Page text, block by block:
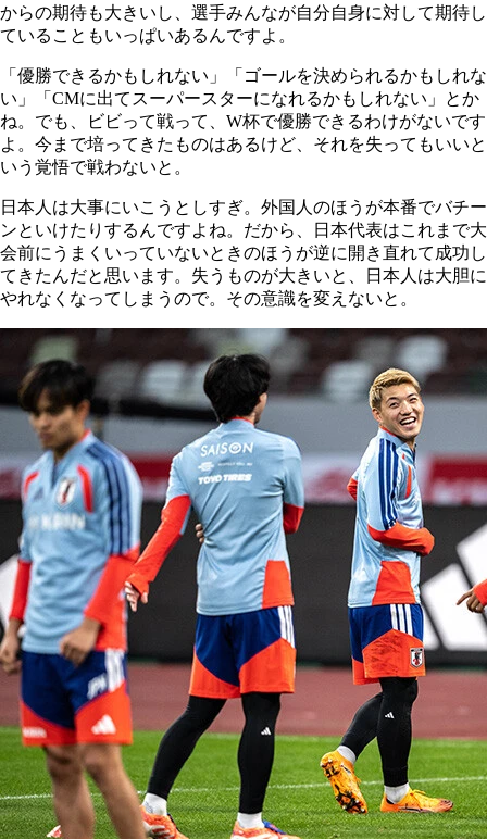
からの期待も大きいし、選手みんなが自分自身に対して期待し
ていることもいっぱいあるんですよ。
「優勝できるかもしれない」「ゴールを決められるかもしれな
い」「CMに出てスーパースターになれるかもしれない」とか
ね。でも、ビビって戦って、W杯で優勝できるわけがないです
よ。今まで培ってきたものはあるけど、それを失ってもいいと
いう覚悟で戦わないと。
日本人は大事にいこうとしすぎ。外国人のほうが本番でバチー
ンといけたりするんですよね。だから、日本代表はこれまで大
会前にうまくいっていないときのほうが逆に開き直れて成功し
てきたんだと思います。失うものが大きいと、日本人は大胆に
やれなくなってしまうので。その意識を変えないと。